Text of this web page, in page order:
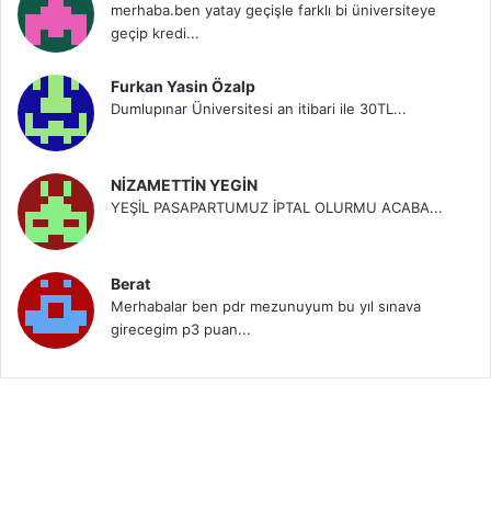
merhaba.ben yatay geçişle farklı bi üniversiteye
geçip kredi...
Furkan Yasin Özalp
Dumlupınar Üniversitesi an itibari ile 30TL...
NİZAMETTİN YEGİN
YEŞİL PASAPARTUMUZ İPTAL OLURMU ACABA...
Berat
Merhabalar ben pdr mezunuyum bu yıl sınava
girecegim p3 puan...